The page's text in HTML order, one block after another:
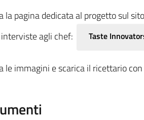
la pagina dedicata al progetto sul
agli chef:
Taste
le immagini e scarica il ricettario